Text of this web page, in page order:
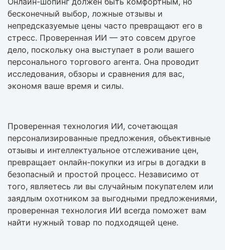
бесконечный выбор, ложные отзывы и
непредсказуемые цены часто превращают его в
стресс. Проверенная ИИ — это совсем другое
дело, поскольку она выступает в роли вашего
персонального торгового агента. Она проводит
исследования, обзоры и сравнения для вас,
экономя ваше время и силы.
Проверенная технология ИИ, сочетающая
персонализированные предложения, объективные
отзывы и интеллектуальное отслеживание цен,
превращает онлайн-покупки из игры в догадки в
безопасный и простой процесс. Независимо от
того, являетесь ли вы случайным покупателем или
заядлым охотником за выгодными предложениями,
проверенная технология ИИ всегда поможет вам
найти нужный товар по подходящей цене.